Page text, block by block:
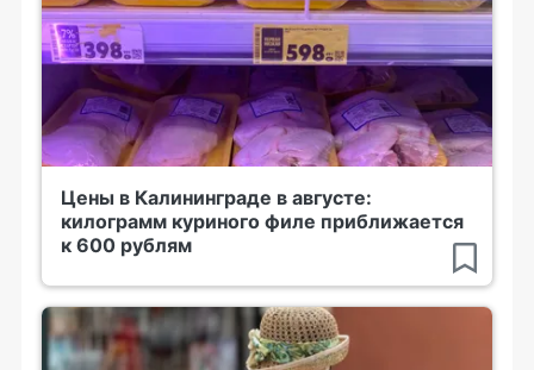
Цены в Калининграде в августе:
килограмм куриного филе приближается
к 600 рублям